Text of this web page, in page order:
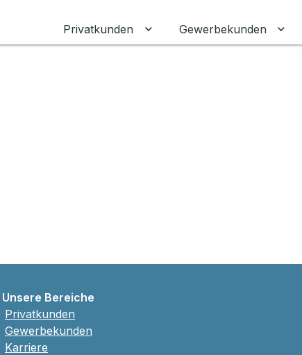
Privatkunden
Untermenü für
Gewerbekunden
Unsere Bereiche
Privatkunden
Gewerbekunden
Karriere